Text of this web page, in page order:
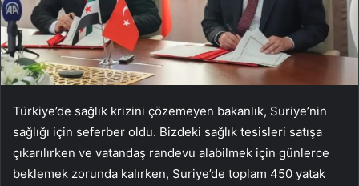
Türkiye’de sağlık krizini çözemeyen bakanlık, Suriye’nin
sağlığı için seferber oldu. Bizdeki sağlık tesisleri satışa
çıkarılırken ve vatandaş randevu alabilmek için günlerce
beklemek zorunda kalırken, Suriye’de toplam 450 yatak